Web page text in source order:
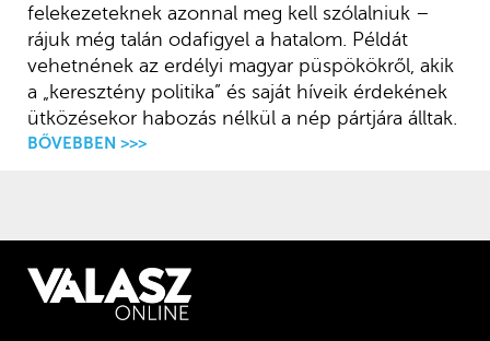
felekezeteknek azonnal meg kell szólalniuk –
rájuk még talán odafigyel a hatalom. Példát
vehetnének az erdélyi magyar püspökökről, akik
a „keresztény politika” és saját híveik érdekének
ütközésekor habozás nélkül a nép pártjára álltak.
BŐVEBBEN >>>